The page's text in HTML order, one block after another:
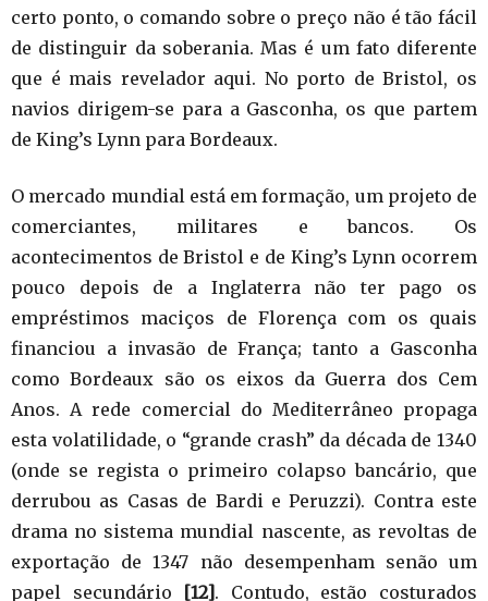
certo ponto, o comando sobre o preço não é tão fácil
de distinguir da soberania. Mas é um fato diferente
que é mais revelador aqui. No porto de Bristol, os
navios dirigem-se para a Gasconha, os que partem
de King’s Lynn para Bordeaux.
O mercado mundial está em formação, um projeto de
comerciantes, militares e bancos. Os
acontecimentos de Bristol e de King’s Lynn ocorrem
pouco depois de a Inglaterra não ter pago os
empréstimos maciços de Florença com os quais
financiou a invasão de França; tanto a Gasconha
como Bordeaux são os eixos da Guerra dos Cem
Anos. A rede comercial do Mediterrâneo propaga
esta volatilidade, o “grande crash” da década de 1340
(onde se regista o primeiro colapso bancário, que
derrubou as Casas de Bardi e Peruzzi). Contra este
drama no sistema mundial nascente, as revoltas de
exportação de 1347 não desempenham senão um
papel secundário
[12] . Contudo, estão costurados